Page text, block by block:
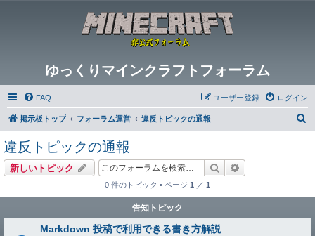
ゆっくりマインクラフトフォーラム
FAQ ログイン
ユーザー登録
掲示板トップ フォーラム運営 違反トピックの通報
違反トピックの通報
新しいトピック 検索
0 件のトピック • ページ 1 ／ 1
告知トピック
Markdown 投稿で利用できる書き方解説